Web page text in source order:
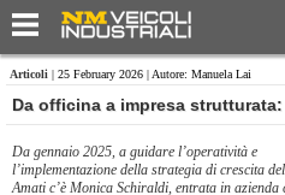
Articoli | 25 February 2026 | Autore: Manuela Lai
Da officina a impresa
Da gennaio 2025, a guidare l’operatività e
l’implementazione della strategia di crescita
Amati c’è Monica Schiraldi, entrata in azienda